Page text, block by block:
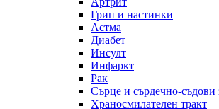
Грип и настинки
Астма
Диабет
Инсулт
Инфаркт
Рак
Сърце и сърдечно-съдови
Храносмилателен тракт